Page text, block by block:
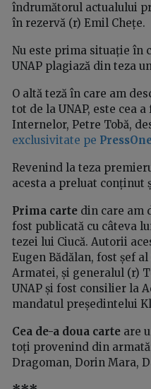
îndrumătorul actualului
în rezervă (r) Emil Chețe.
Nu este prima situație în
UNAP plagiază din teza
O altă teză în care am
tot de la UNAP, este cea
Internelor, Petre Tobă,
exclusivitate pe
Revenind la teza
acesta a preluat conținut
Prima carte din care am
fost publicată cu câteva
tezei lui Ciucă. Autorii
Eugen Bădălan, fost șef
Armatei, și generalul (r)
UNAP și fost consilier la
mandatul președintelui
Cea de-a doua carte are
toți provenind din
Dragoman, Dorin Mara,